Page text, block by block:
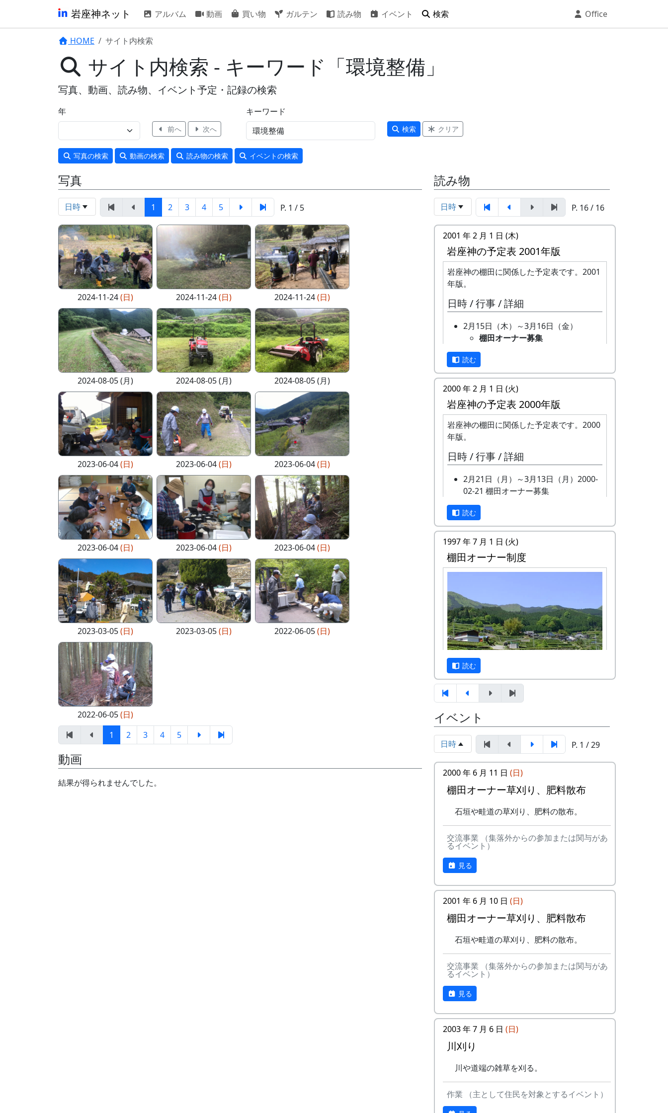
岩座神ネット アルバム 動画 買い物 ガルテン 読み物 イベント 検索 Office
HOME サイト内検索
サイト内検索 - キーワード「環境整備」
写真、動画、読み物、イベント予定・記録の検索
年
前へ 次へ
キーワード
検索 クリア
写真の検索 動画の検索 読み物の検索 イベントの検索
写真
日時 1 2 3 4 5 P. 1 / 5
2024-11-24(日) 2024-11-24(日) 2024-11-24(日)
2024-08-05 (月) 2024-08-05 (月) 2024-08-05 (月)
2023-06-04(日) 2023-06-04(日) 2023-06-04(日)
2023-06-04(日) 2023-06-04(日) 2023-06-04(日)
2023-03-05(日) 2023-03-05(日) 2022-06-05(日)
2022-06-05(日)
1
2 3 4 5
動画
結果が得られませんでした。
読み物
日時 P. 16 / 16
2001 年 2 月 1 日 (木)
岩座神の予定表 2001年版
岩座神の棚田に関係した予定表です。2001
年版。
日時 / 行事 / 詳細
2月15日（木）～3月16日（金）
棚田オーナー募集
加美町役場社会開発課農林担
当です。募集要項などの詳細
は、加美町のホームページで
ご確認ください。( 加美町 >
加美町棚田オーナー募集中 >
棚田オーナー選考会
棚田オーナー対面式
棚田オーナー（都会から米を
合わせ。お互いの自己紹介や
ら、農業改良普及センターの
人による米作り講習会。そし
て区画の抽選が行なわれる。
る。
6月10日（日）
草刈り、肥料散布
石垣や畦道の草刈り、肥料の
7月29日（日）
草引き作業
水田の中の雑草を引き抜く。
のアトラクション。串に刺し
て塩焼きにして食する。
案山子作り
案山子を作って田んぼの畦に
立てる。
石垣を飾る万年草の苗を育て
るために、ポットに挿し芽を
する。
8月19日（日）
9月23日（日）
稲刈り
を刈り取り、稲木に掛けて天
日干しにする。
棚田コンサート
秋祭り
10月14日（日）
すり）
稲から籾粒だけを取るのが脱
した玄米は袋に入れて持ち帰
収穫祭
トン汁で収穫を祝う。案山子
読む
2000 年 2 月 1 日 (火)
岩座神の予定表 2000年版
岩座神の棚田に関係した予定表です。2000
年版。
日時 / 行事 / 詳細
2月21日（月）～3月13日（月）2000-
02-21 棚田オーナー募集
棚田オーナー募集
うち、再契約済みの 15 区画
をのぞいた 5 区画について、
新しいオーナーを募集。
3月24日（金） 2000-03-24 棚田オーナ
ー選考会
4月23日（日） 2000-04-23 棚田オーナ
ー対面式
棚田オーナー対面式
棚田オーナー（都会から米を
作りに来る人たち）と棚田保
ら、農業改良普及センターの
人による米作り講習会。そし
て区画の抽選が行なわれる。
5月14日（日） 2000-05-14 棚田オーナ
ー田植え
田植え
水田に入って、苗を手で植え
る。
6月11日（日） 2000-06-11 棚田オーナ
ー草刈り、肥料散布
石垣や畦道の草刈り、肥料の
散布。
7月30日（日）2000-07-30 棚田オーナ
ー草引き作業 ...
あまごつかみ
川に放流されたあまごを手で
掴んで獲る。子供たちのため
のアトラクション。串に刺し
案山子作り
案山子を作って田んぼの畦に
立てる。
万年草挿し木
する。
8月20日（日）2000-08-20 蕎麦種蒔き
9月24日（日）2000-09-24 棚田オーナ
ー稲刈り ...
鎌（のこぎり鎌）を使って稲
読む
1997 年 7 月 1 日 (火)
棚田オーナー制度
岩座神は「日本の棚田百選」にも選ばれた
棚田の村です。
1997年から岩座神では「棚田オーナー制
度」が始まりました。
「棚田」とはどんなものか、「棚田オーナ
ー制度」とはどういうものか、ちょっと見
ていって下さい。
※ 以下は、主として1997年に作成し、
行ったものです。
棚田オーナー制度とは
まじめに農業に取り組み、自然とふれあう
勇気を持ち、地域になじめる方または家族
に、単に米作りを楽しむだけでなく、美し
い景観を誇る岩座神地区をみんなで守って
いくことに積極的に協力してもらうために
始められた。1区画100平方mで10区画を募
集した。会費は5万円。
「加美町への想い」「志望動機」「自己ア
ピール」などの作文を含む申し込みアンケ
ートを書類選考し、10組が選ばれた。
特典として
一から十までプロの指導を受けて
低農薬栽培の米作りが体験でき、
加美町の宿泊施設が安く利用でき
る。
加美町の特産品がもらえる(1万円
読む
イベント
日時 P. 1 / 29
2000 年 6 月 11 日 (日)
棚田オーナー草刈り、肥料散布
石垣や畦道の草刈り、肥料の散布。
交流事業 （集落外からの参加または関与があ
るイベント）
見る
2001 年 6 月 10 日 (日)
棚田オーナー草刈り、肥料散布
石垣や畦道の草刈り、肥料の散布。
交流事業 （集落外からの参加または関与があ
るイベント）
見る
2003 年 7 月 6 日 (日)
川刈り
川や道端の雑草を刈る。
作業 （主として住民を対象とするイベント）